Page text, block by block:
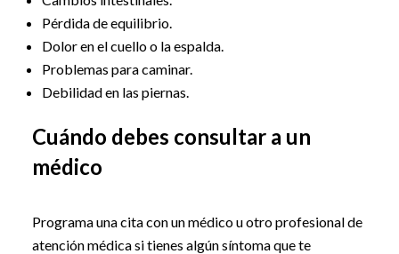
Pérdida de equilibrio.
Dolor en el cuello o la espalda.
Problemas para caminar.
Debilidad en las piernas.
Cuándo debes consultar a un
médico
Programa una cita con un médico u otro profesional de
atención médica si tienes algún síntoma que te